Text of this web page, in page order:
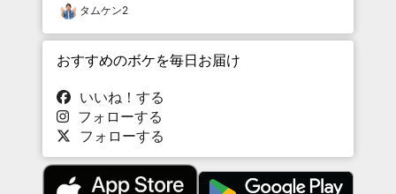
タムケン2
おすすめのボケを毎日お届け
いいね！する
フォローする
フォローする